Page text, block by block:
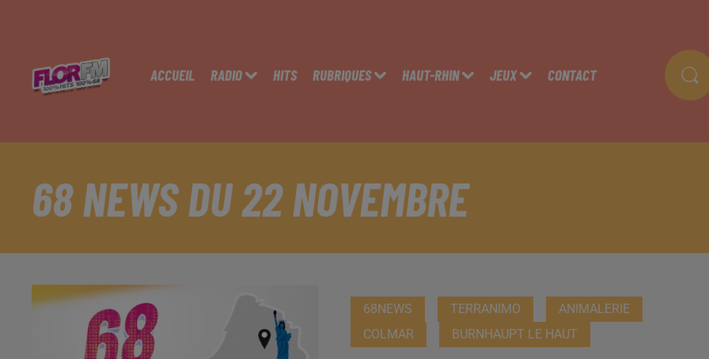
ACCUEIL RADIO HITS RUBRIQUES HAUT-RHIN JEUX CONTACT
68 NEWS DU 22 NOVEMBRE
68NEWS TERRANIMO
ANIMALERIE
COLMAR
BURNHAUPT LE HAUT